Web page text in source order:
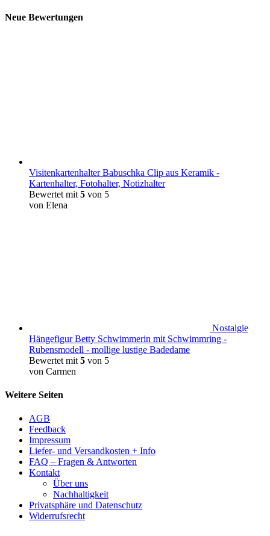
Neue Bewertungen
Visitenkartenhalter Babuschka Clip aus Keramik -
Kartenhalter, Fotohalter, Notizhalter
Bewertet mit 5 von 5
von Elena
Nostalgie
Hängefigur Betty Schwimmerin mit Schwimmring -
Rubensmodell - mollige lustige Badedame
Bewertet mit 5 von 5
von Carmen
Weitere Seiten
AGB
Feedback
Impressum
Liefer- und Versandkosten + Info
FAQ – Fragen & Antworten
Kontakt
Über uns
Nachhaltigkeit
Privatsphäre und Datenschutz
Widerrufsrecht